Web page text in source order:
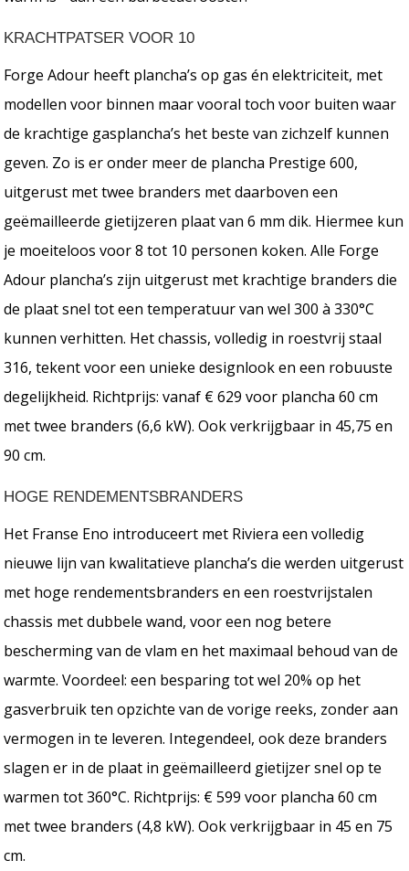
KRACHTPATSER VOOR 10
Forge Adour heeft plancha’s op gas én elektriciteit, met
modellen voor binnen maar vooral toch voor buiten waar
de krachtige gasplancha’s het beste van zichzelf kunnen
geven. Zo is er onder meer de plancha Prestige 600,
uitgerust met twee branders met daarboven een
geëmailleerde gietijzeren plaat van 6 mm dik. Hiermee kun
je moeiteloos voor 8 tot 10 personen koken. Alle Forge
Adour plancha’s zijn uitgerust met krachtige branders die
de plaat snel tot een temperatuur van wel 300 à 330°C
kunnen verhitten. Het chassis, volledig in roestvrij staal
316, tekent voor een unieke designlook en een robuuste
degelijkheid. Richtprijs: vanaf € 629 voor plancha 60 cm
met twee branders (6,6 kW). Ook verkrijgbaar in 45,75 en
90 cm.
HOGE RENDEMENTSBRANDERS
Het Franse Eno introduceert met Riviera een volledig
nieuwe lijn van kwalitatieve plancha’s die werden uitgerust
met hoge rendementsbranders en een roestvrijstalen
chassis met dubbele wand, voor een nog betere
bescherming van de vlam en het maximaal behoud van de
warmte. Voordeel: een besparing tot wel 20% op het
gasverbruik ten opzichte van de vorige reeks, zonder aan
vermogen in te leveren. Integendeel, ook deze branders
slagen er in de plaat in geëmailleerd gietijzer snel op te
warmen tot 360°C. Richtprijs: € 599 voor plancha 60 cm
met twee branders (4,8 kW). Ook verkrijgbaar in 45 en 75
cm.